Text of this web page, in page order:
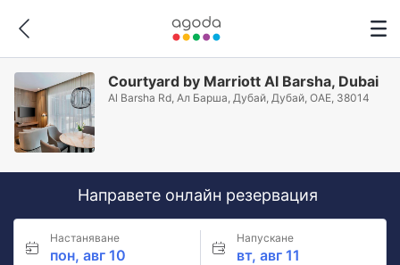
Courtyard by Marriott Al Barsha, Dubai
Al Barsha Rd, Ал Барша, Дубай, Дубай, ОАЕ, 38014
Направете онлайн резервация
Настаняване
пон, авг 10
Напускане
вт, авг 11